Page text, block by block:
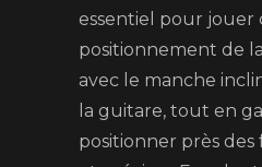
essentiel pour
positionnement de
avec le manche
la guitare, tout en
positionner près